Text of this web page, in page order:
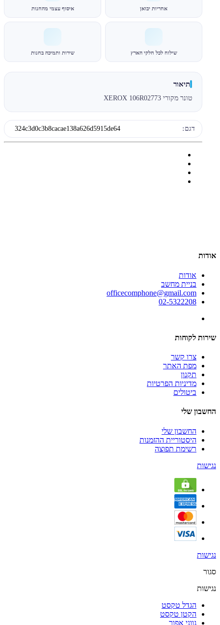
אחריות יבואן איסוף עצמי מהחנות
שילוח לכל חלקי הארץ שירות ותמיכה בחנות
תיאור
טונר מקורי XEROX 106R02773
דגם: 324c3d0c3b8cacae138a626d5915de64
אודות
אודות
בניית מחשב
officecomphone@gmail.com
02-5322208
שירות לקוחות
צרו קשר
מפת האתר
תקנון
מדיניות הפרטיות
ביטולים
החשבון שלי
החשבון שלי
היסטוריית ההזמנות
רשימת תפוצה
נגישות
נגישות
סגור
נגישות
הגדל טקסט
הקטן טקסט
גווני אפור